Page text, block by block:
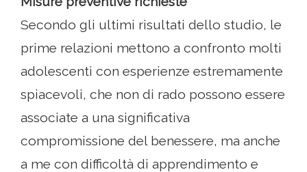
Secondo gli ultimi risultati dello studio, le
prime relazioni mettono a confronto molti
adolescenti con esperienze estremamente
spiacevoli, che non di rado possono essere
associate a una significativa
compromissione del benessere, ma anche
a me con difficoltà di apprendimento e